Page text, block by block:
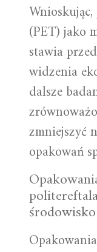
(PET) jako
stawia
widzenia
dalsze
zmniejszyć
opakowań
środowisko